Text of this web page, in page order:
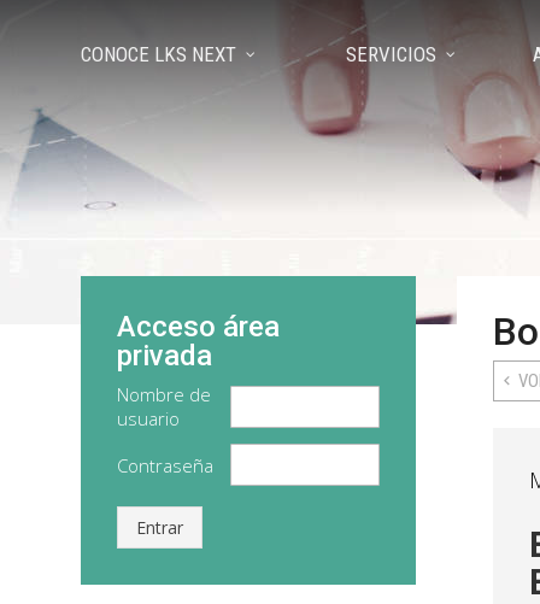
CONOCE LKS NEXT SERVICIOS
Acceso área
privada
Nombre de
usuario
Contraseña
Entrar